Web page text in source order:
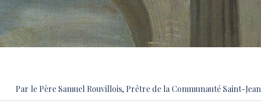
Par le Père Samuel Rouvillois, Prêtre de la Communauté Saint-Jean